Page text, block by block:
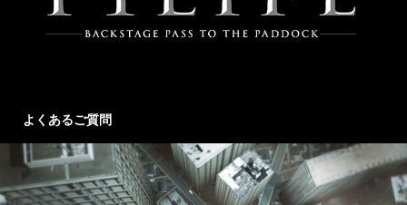
よくあるご質問